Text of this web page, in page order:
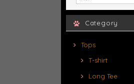
Category
Tops
T-shirt
Long Tee